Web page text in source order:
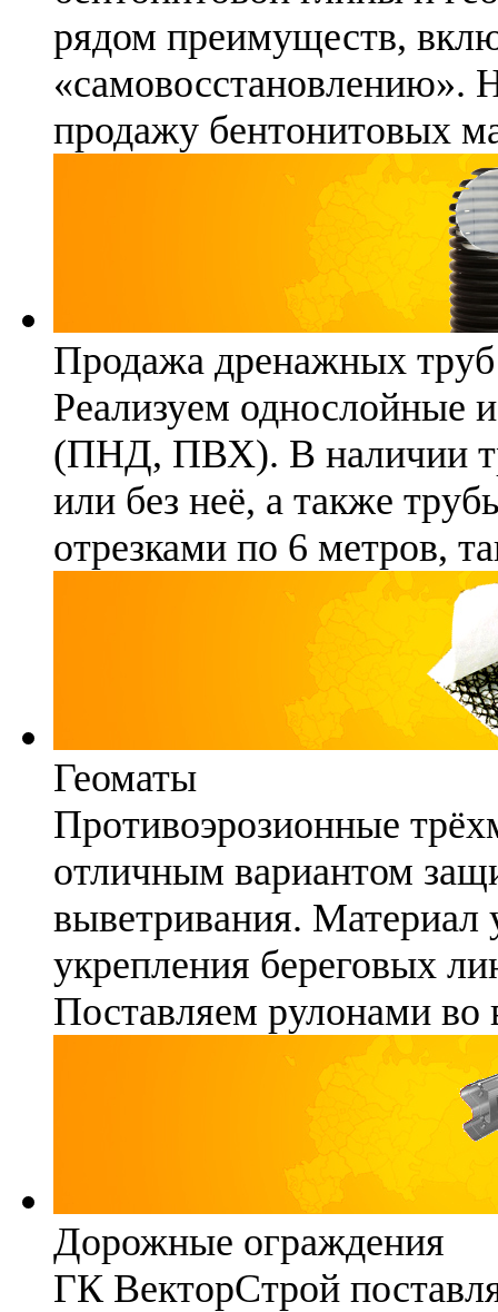
рядом преимуществ,
«самовосстановлению».
продажу бентонитовых
Продажа дренажных труб
Реализуем однослойные
(ПНД, ПВХ). В наличии
или без неё, а также
отрезками по 6 метров,
Геоматы
Противоэрозионные
отличным вариантом
выветривания. Материал
укрепления береговых
Поставляем рулонами
Дорожные ограждения
ГК ВекторСтрой